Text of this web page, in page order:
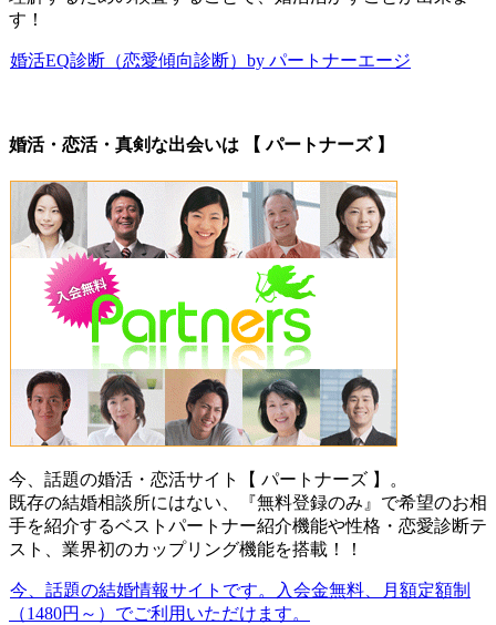
す！
婚活EQ診断（恋愛傾向診断）by パートナーエージ
婚活・恋活・真剣な出会いは 【 パートナーズ 】
今、話題の婚活・恋活サイト【 パートナーズ 】。
既存の結婚相談所にはない、『無料登録のみ』で希望のお相
手を紹介するベストパートナー紹介機能や性格・恋愛診断テ
スト、業界初のカップリング機能を搭載！！
今、話題の結婚情報サイトです。入会金無料、月額定額制
（1480円～）でご利用いただけます。